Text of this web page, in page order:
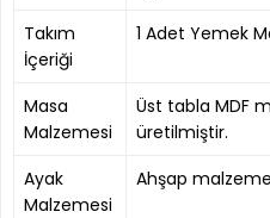
Takım
İçeriği
1 Adet Yemek
Masa
Malzemesi
Üst tabla MDF
üretilmiştir.
Ayak
Malzemesi
Ahşap